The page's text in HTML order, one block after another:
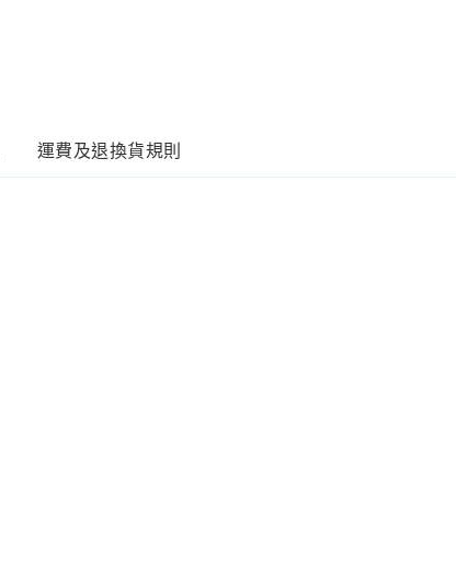
運費及退換貨規則